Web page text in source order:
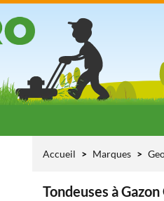
Accueil Marques
Tondeuses à